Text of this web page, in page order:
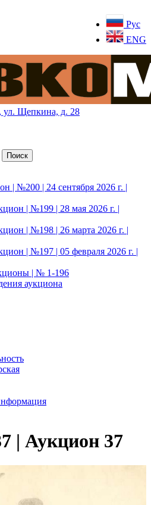
Рус
ENG
Щепкина, д. 28
| №200 | 24 сентября 2026 г. |
| №199 | 28 мая 2026 г. |
| №198 | 26 марта 2026 г. |
| №197 | 05 февраля 2026 г. |
| № 1-196
аукциона
| Аукцион 37